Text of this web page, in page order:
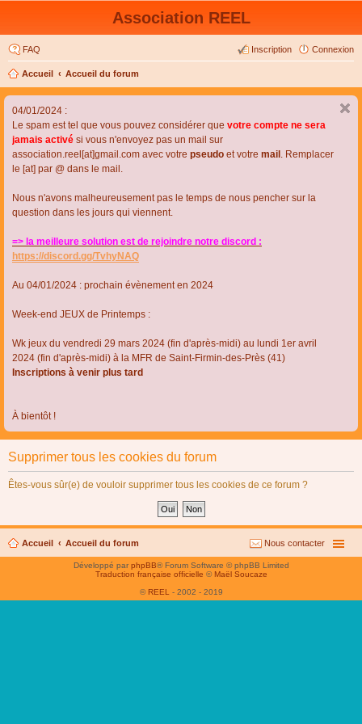
Association REEL
FAQ Connexion
Inscription
Accueil Accueil du forum
04/01/2024 :
Le spam est tel que vous pouvez considérer que votre compte ne sera
jamais activé si vous n'envoyez pas un mail sur
association.reel[at]gmail.com avec votre pseudo et votre mail . Remplacer
le [at] par @ dans le mail.
Nous n'avons malheureusement pas le temps de nous pencher sur la
question dans les jours qui viennent.
=> la meilleure solution est de rejoindre notre discord :
https://discord.gg/TvhyNAQ
Au 04/01/2024 : prochain évènement en 2024
Week-end JEUX de Printemps :
Wk jeux du vendredi 29 mars 2024 (fin d'après-midi) au lundi 1er avril
2024 (fin d'après-midi) à la MFR de Saint-Firmin-des-Près (41)
Inscriptions à venir plus tard
À bientôt !
Supprimer tous les cookies du forum
Êtes-vous sûr(e) de vouloir supprimer tous les cookies de ce forum ?
Accueil Accueil du forum Nous contacter
Développé parphpBB® Forum Software © phpBB Limited
Traduction française officielle © Maël Soucaze
© REEL - 2002 - 2019